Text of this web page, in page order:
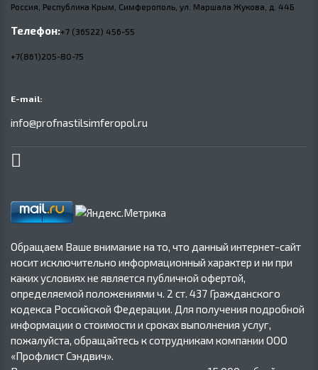
Россия, Республика Крым, Симферополь, ул. Маршала Жукова, д. 44Б
Телефон:+7 (36522) 456-55
+7(861)205-80-75
E-mail:
info@profnastilsimferopol.ru
Обращаем Ваше внимание на то, что данный интернет-сайт
носит исключительно информационный характер и ни при
каких условиях не является публичной офертой,
определяемой положениями ч. 2 ст. 437 Гражданского
кодекса Российской Федерации. Для получения подробной
информации о стоимости и сроках выполнения услуг,
пожалуйста, обращайтесь к сотрудникам компании ООО
«Профлист Сэндвич».